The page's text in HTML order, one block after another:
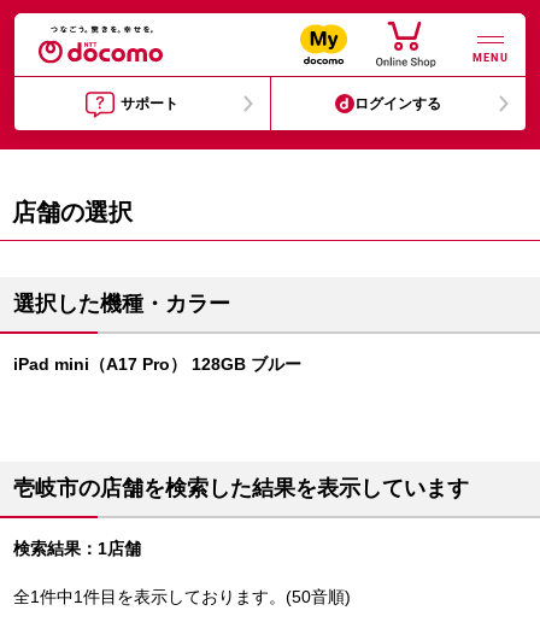
MENU
サポート ログインする
店舗の選択
選択した機種・カラー
iPad mini（A17 Pro） 128GB ブルー
壱岐市の店舗を検索した結果を表示しています
検索結果：1店舗
全1件中1件目を表示しております。(50音順)